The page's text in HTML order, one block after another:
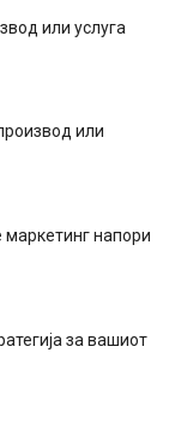
или услуга
или
напори
за вашиот